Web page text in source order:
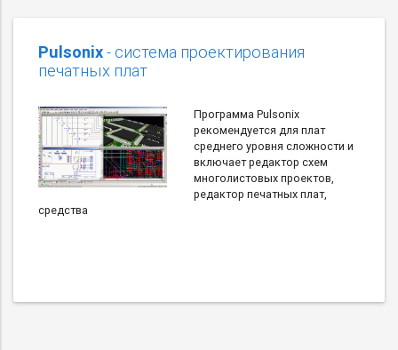
Pulsonix- система проектирования
печатных плат
Программа Pulsonix
рекомендуется для плат
среднего уровня сложности и
включает редактор схем
многолистовых проектов,
редактор печатных плат,
средства